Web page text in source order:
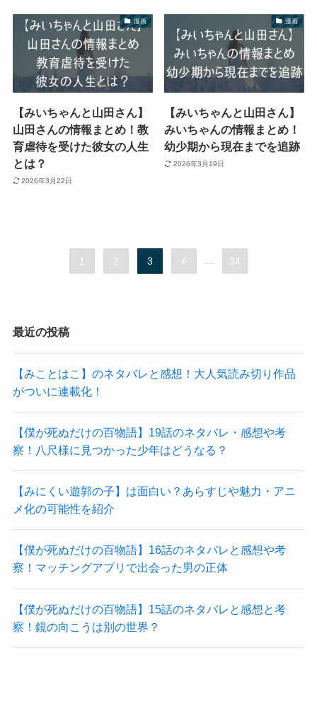
漫画
【みいちゃんと山田さん】
山田さんの情報まとめ！教
育虐待を受けた彼女の人生
とは？
2026年3月22日
漫画
【みいちゃんと山田さん】
みいちゃんの情報まとめ！
幼少期から現在までを追跡
2026年3月19日
1 2 3 4 34
最近の投稿
【みことはこ】のネタバレと感想！大人気読み切り作品
がついに連載化！
【僕が死ぬだけの百物語】19話のネタバレ・感想や考
察！八尺様に見つかった少年はどうなる？
【みにくい遊郭の子】は面白い？あらすじや魅力・アニ
メ化の可能性を紹介
【僕が死ぬだけの百物語】16話のネタバレと感想や考
察！マッチングアプリで出会った男の正体
【僕が死ぬだけの百物語】15話のネタバレと感想と考
察！鏡の向こうは別の世界？